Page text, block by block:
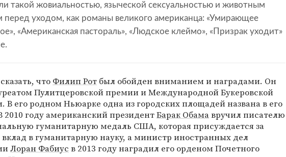
такой жовиальностью, языческой сексуальностью и животным
перед уходом, как романы великого американца: «Умирающее
«Американская пастораль», «Людское клеймо», «Призрак уходит»
что Филип Рот был обойден вниманием и наградами. Он
Пулитцеровской премии и Международной Букеровской
В его родном Ньюарке одна из городских площадей названа в его
2010 году американский президентБарак Обамавручил писателю
гуманитарную медаль США, которая присуждается за
в гуманитарную науку, а министр иностранных дел
Лоран Фабиус в 2013 году наградил его орденом Почетного